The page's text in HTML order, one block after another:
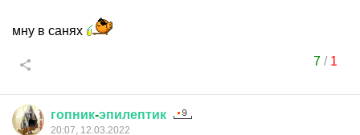
мну в санях
7/ 1
гопник-эпилептик
20:07, 12.03.2022